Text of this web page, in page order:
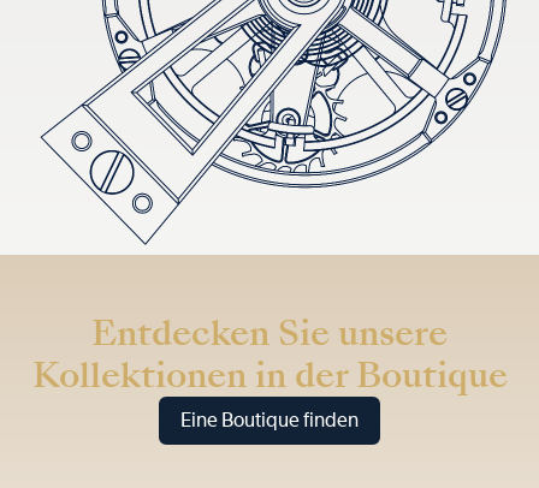
Entdecken Sie unsere
Kollektionen in der Boutique
Eine Boutique finden